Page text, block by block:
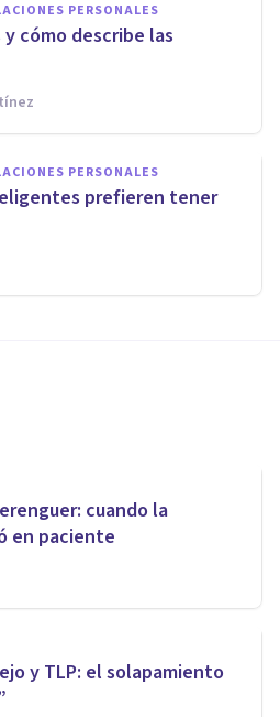
PERSONALES
cómo describe las
PERSONALES
prefieren tener
cuando la
en paciente
y TLP: el solapamiento